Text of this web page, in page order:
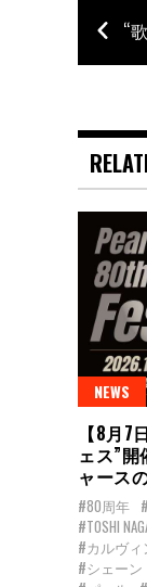
NEWS
【8月7
ェス”
ャース
#80周年
#TOSHI
#カルヴィ
#シェーン